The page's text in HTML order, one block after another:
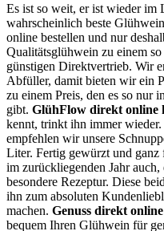
Es ist so weit, er ist wieder
wahrscheinlich beste
online bestellen und nur
Qualitätsglühwein zu einem
günstigen Direktvertrieb. Wir
Abfüller, damit bieten wir ein
zu einem Preis, den es so nur
gibt. GlühFlow direkt online
kennt, trinkt ihn immer
empfehlen wir unsere
Liter. Fertig gewürzt und
im zurückliegenden Jahr
besondere Rezeptur. Diese
ihn zum absoluten
machen. Genuss direkt
bequem Ihren Glühwein für